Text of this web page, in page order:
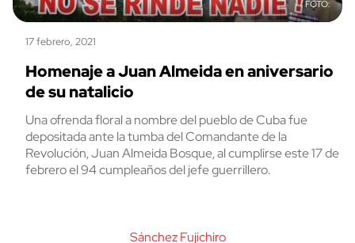
17 febrero, 2021
Homenaje a Juan Almeida en aniversario
de su natalicio
Una ofrenda floral a nombre del pueblo de Cuba fue
depositada ante la tumba del Comandante de la
Revolución, Juan Almeida Bosque, al cumplirse este 17 de
febrero el 94 cumpleaños del jefe guerrillero.
Sánchez Fujichiro